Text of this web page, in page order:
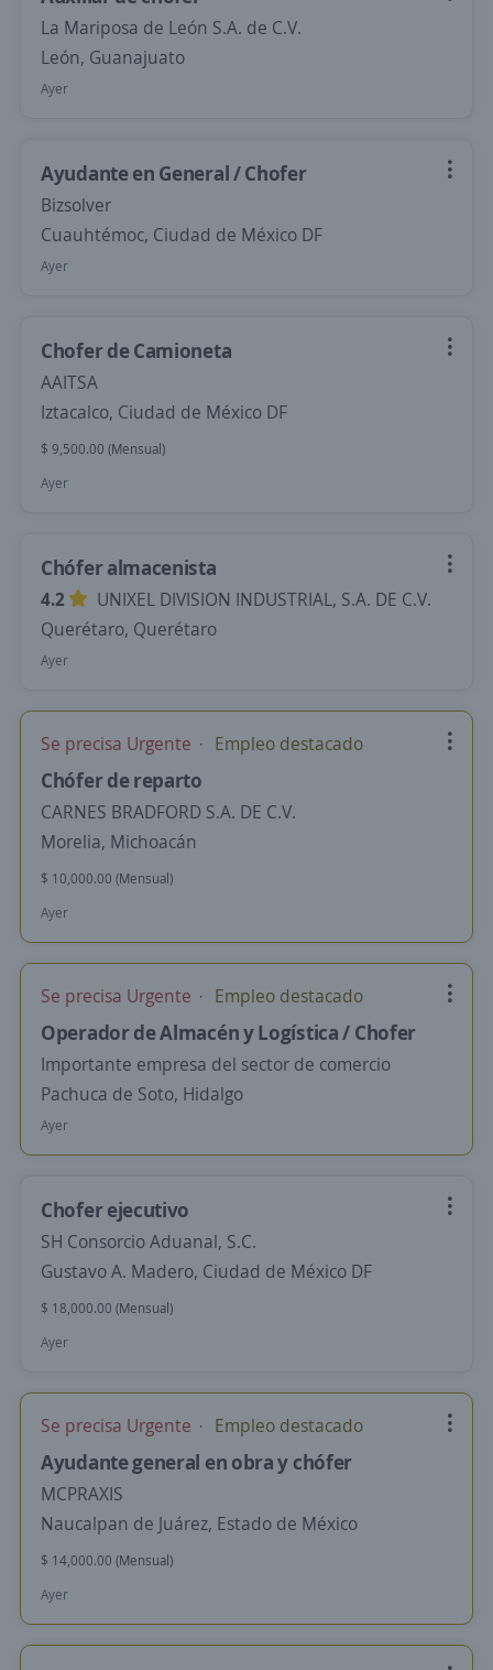
La Mariposa de León S.A. de C.V.
León, Guanajuato
Ayer
Ayudante en General / Chofer
Bizsolver
Cuauhtémoc, Ciudad de México DF
Ayer
Chofer de Camioneta
AAITSA
Iztacalco, Ciudad de México DF
$ 9,500.00 (Mensual)
Ayer
Chófer almacenista
4.2
UNIXEL DIVISION INDUSTRIAL, S.A. DE C.V.
Querétaro, Querétaro
Ayer
Se precisa Urgente Empleo destacado
Chófer de reparto
CARNES BRADFORD S.A. DE C.V.
Morelia, Michoacán
$ 10,000.00 (Mensual)
Ayer
Se precisa Urgente Empleo destacado
Operador de Almacén y Logística / Chofer
Importante empresa del sector de comercio
Pachuca de Soto, Hidalgo
Ayer
Chofer ejecutivo
SH Consorcio Aduanal, S.C.
Gustavo A. Madero, Ciudad de México DF
$ 18,000.00 (Mensual)
Ayer
Se precisa Urgente Empleo destacado
Ayudante general en obra y chófer
MCPRAXIS
Naucalpan de Juárez, Estado de México
$ 14,000.00 (Mensual)
Ayer